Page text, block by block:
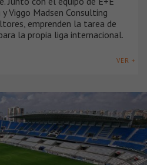
Viggo Madsen Consulting
emprenden la tarea de
la propia liga internacional.
VER +